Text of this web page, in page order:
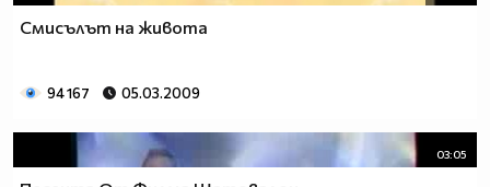
Смисълът на живота
94 167 05.03.2009
03:05